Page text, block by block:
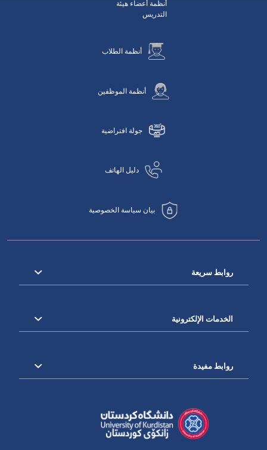
أنظمة أعضاء هيئة
التدريس
أنظمة الطلاب
أنظمة الموظفين
جولة افتراضية
دليل الهاتف
بيان سياسة الخصوصية
روابط سريعة
الخدمات الإلكترونية
روابط مفيدة